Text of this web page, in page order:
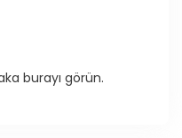
burayı görün.